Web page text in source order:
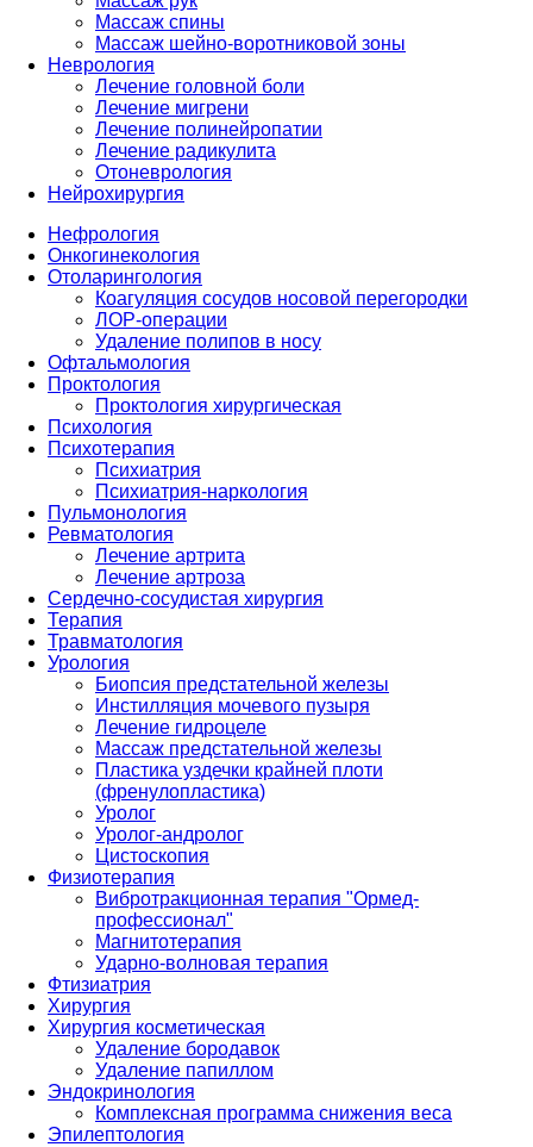
Массаж спины
Массаж шейно-воротниковой зоны
Неврология
Лечение головной боли
Лечение мигрени
Лечение полинейропатии
Лечение радикулита
Отоневрология
Нейрохирургия
Нефрология
Онкогинекология
Отоларингология
Коагуляция сосудов носовой перегородки
ЛОР-операции
Удаление полипов в носу
Офтальмология
Проктология
Проктология хирургическая
Психология
Психотерапия
Психиатрия
Психиатрия-наркология
Пульмонология
Ревматология
Лечение артрита
Лечение артроза
Сердечно-сосудистая хирургия
Терапия
Травматология
Урология
Биопсия предстательной железы
Инстилляция мочевого пузыря
Лечение гидроцеле
Массаж предстательной железы
Пластика уздечки крайней плоти
(френулопластика)
Уролог
Уролог-андролог
Цистоскопия
Физиотерапия
Вибротракционная терапия "Ормед-
профессионал"
Магнитотерапия
Ударно-волновая терапия
Фтизиатрия
Хирургия
Хирургия косметическая
Удаление бородавок
Удаление папиллом
Эндокринология
Комплексная программа снижения веса
Эпилептология